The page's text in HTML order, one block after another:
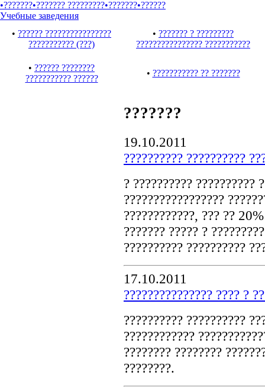
•???????•??????? ?????????•???????•??????
Учебные заведения
• ?????? ????????????????
??????????? (???)
• ??????? ? ?????????
???????????????? ???????????
• ?????? ????????
??????????? ??????
• ??????????? ?? ???????
???????
19.10.2011
?????????? ??????????
? ?????????? ??????????
?????????????????
????????????, ??? ??
??????? ????? ?
?????????? ??????????
17.10.2011
??????????????? ???? ?
?????????? ??????????
????????????
???????? ????????
????????.